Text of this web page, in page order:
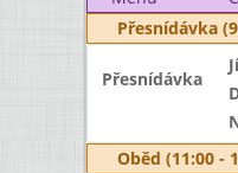
Přesnídávka
Přesnídávka
Oběd (11:00 -